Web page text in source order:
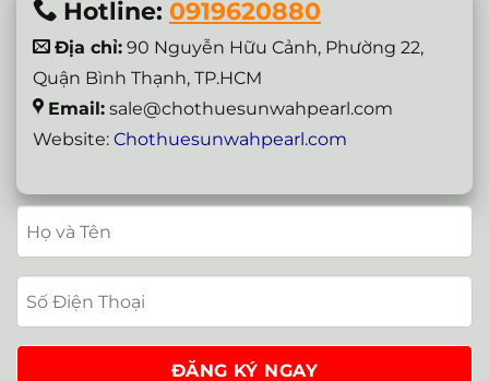
Hotline: 0919620880
Địa chỉ: 90 Nguyễn Hữu Cảnh, Phường 22,
Quận Bình Thạnh, TP.HCM
Email: sale@chothuesunwahpearl.com
Website: Chothuesunwahpearl.com